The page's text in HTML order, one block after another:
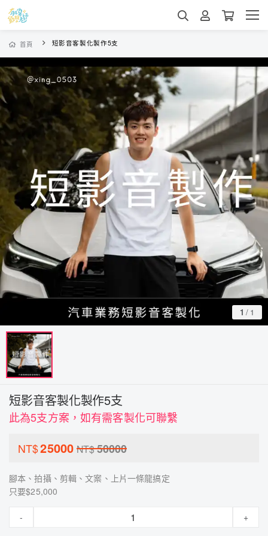
首頁 短影音客製化製作5支
1 / 1
短影音客製化製作5支
此為5支方案，如有需客製化可聯繫
NT$25000 NT$50000
腳本、拍攝、剪輯、文案、上片一條龍搞定
只要$25,000
- +